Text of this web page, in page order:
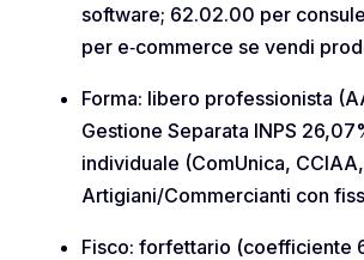
software; 62.02.00 per
per e‑commerce se vendi
Forma: libero professionista
Gestione Separata INPS
individuale (ComUnica,
Artigiani/Commercianti con
Fisco: forfettario (coefficiente